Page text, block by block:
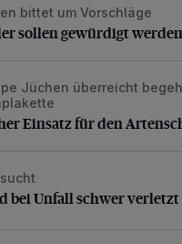
sollen gewürdigt werden
bittet um Vorschläge
sollen gewürdigt werden
Einsatz für den
Jüchen überreicht
Einsatz für den
bei Unfall schwer verletzt
bei Unfall schwer verletzt